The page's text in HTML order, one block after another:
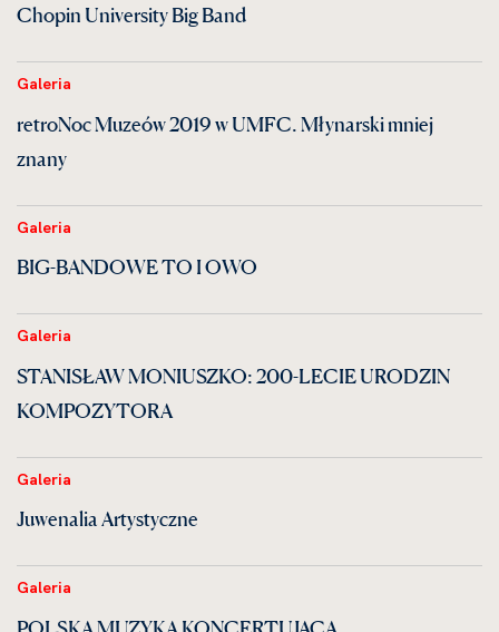
Chopin University Big Band
Galeria
retroNoc Muzeów 2019 w UMFC. Młynarski mniej
znany
Galeria
BIG-BANDOWE TO I OWO
Galeria
STANISŁAW MONIUSZKO: 200-LECIE URODZIN
KOMPOZYTORA
Galeria
Juwenalia Artystyczne
Galeria
POLSKA MUZYKA KONCERTUJĄCA